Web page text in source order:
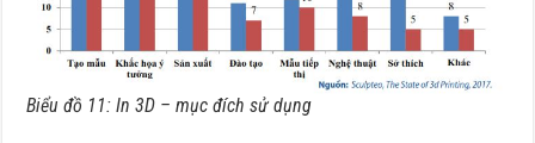
Biểu đồ 11: In 3D – mục đích sử dụng